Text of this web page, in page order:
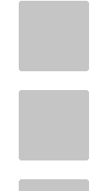
WAHANANEWS